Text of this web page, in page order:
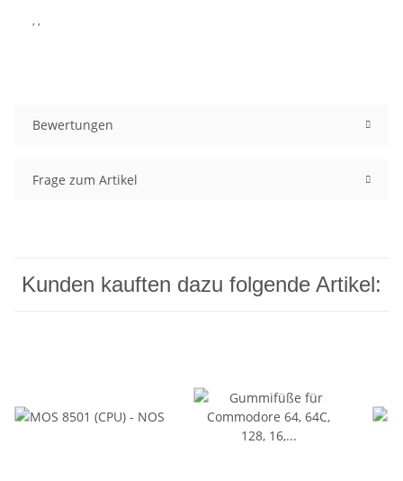
, ,
Bewertungen
Frage zum Artikel
Kunden kauften dazu folgende Artikel: